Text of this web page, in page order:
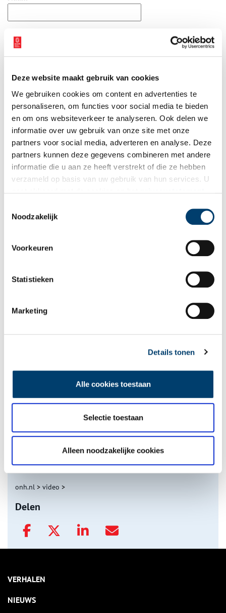
Deze website maakt gebruik van cookies
We gebruiken cookies om content en advertenties te
personaliseren, om functies voor social media te bieden
en om ons websiteverkeer te analyseren. Ook delen we
informatie over uw gebruik van onze site met onze
partners voor social media, adverteren en analyse. Deze
partners kunnen deze gegevens combineren met andere
informatie die u aan ze heeft verstrekt of die ze hebben
verzameld op basis van uw gebruik van hun services. U
Noodzakelijk
Voorkeuren
Statistieken
Marketing
Details tonen
Alle cookies toestaan
Selectie toestaan
Alleen noodzakelijke cookies
E-mail
Vink dit aan als u op de hoogte gehouden wil worden.
Bekijk meer video's
onh.nl > video >
Delen
VERHALEN
NIEUWS